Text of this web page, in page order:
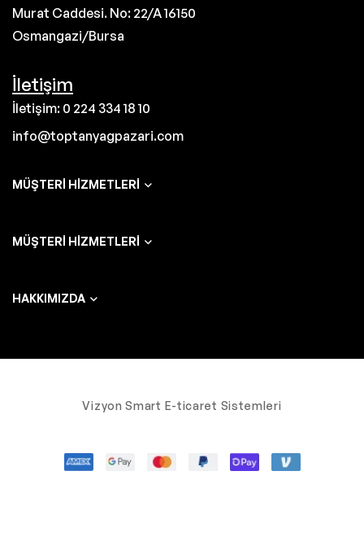
Murat Caddesi. No: 22/A 16150
Osmangazi/Bursa
İletişim
İletişim: 0 224 334 18 10
info@toptanyagpazari.com
MÜŞTERI HIZMETLERI
MÜŞTERI HIZMETLERI
HAKKIMIZDA
Vizyon Smart E-ticaret Sistemleri